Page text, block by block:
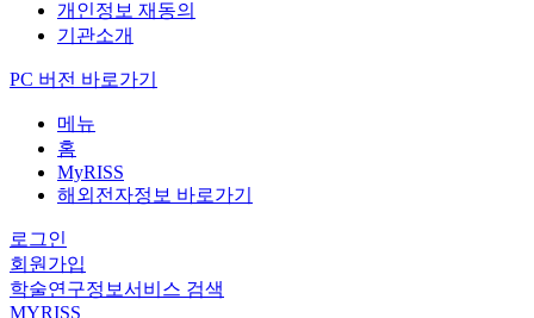
개인정보 재동의
기관소개
PC 버전 바로가기
메뉴
홈
MyRISS
해외전자정보 바로가기
로그인
회원가입
학술연구정보서비스 검색
MYRISS